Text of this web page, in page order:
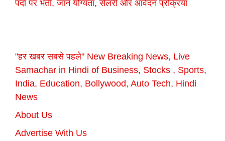
पदों पर भर्ती, जानें योग्यता, सैलरी और आवेदन प्रक्रिया
"हर खबर सबसे पहले" New Breaking News, Live
Samachar in Hindi of Business, Stocks , Sports,
India, Education, Bollywood, Auto Tech, Hindi
News
About Us
Advertise With Us